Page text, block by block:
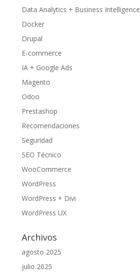
Data Analytics + Business Intelligence
Docker
Drupal
E-commerce
IA + Google Ads
Magento
Odoo
Prestashop
Recomendaciones
Seguridad
SEO Técnico
WooCommerce
WordPress
WordPress + Divi
WordPress UX
Archivos
agosto 2025
julio 2025